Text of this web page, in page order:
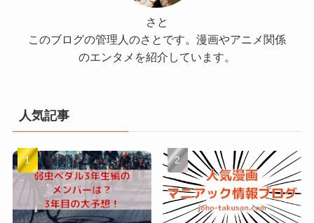
さと
このブログの管理人のさとです。漫画やアニメ関係
のエンタメを紹介しています。
人気記事